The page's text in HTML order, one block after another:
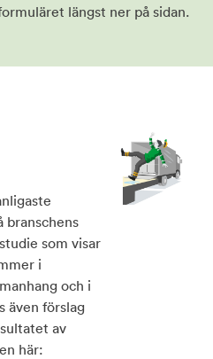
längst ner på sidan.
branschens
som visar
i
och i
även förslag
av
här: